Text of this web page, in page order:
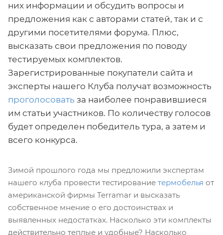
них информации и обсудить вопросы и
предложения как с авторами статей, так и с
другими посетителями форума. Плюс,
высказать свои предложения по поводу
тестируемых комплектов.
Зарегистрированные покупатели сайта и
эксперты нашего Клуба получат возможность
проголосовать за наиболее понравившиеся
им статьи участников. По количеству голосов
будет определен победитель тура, а затем и
всего конкурса.
Зимой прошлого года мы предложили экспертам
нашего клуба провести тестирование термобелья от
американской фирмы Terramar и высказать
собственное мнение о его достоинствах и
выявленных недостатках. Насколько эти комплекты
действительно теплые и удобные? Насколько